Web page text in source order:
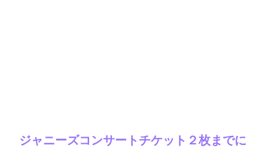
ジャニーズコンサートチケット２枚までに